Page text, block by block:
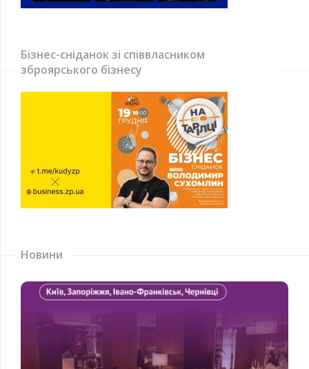
Бізнес-сніданок зі співвласником
зброярського бізнесу
Новини